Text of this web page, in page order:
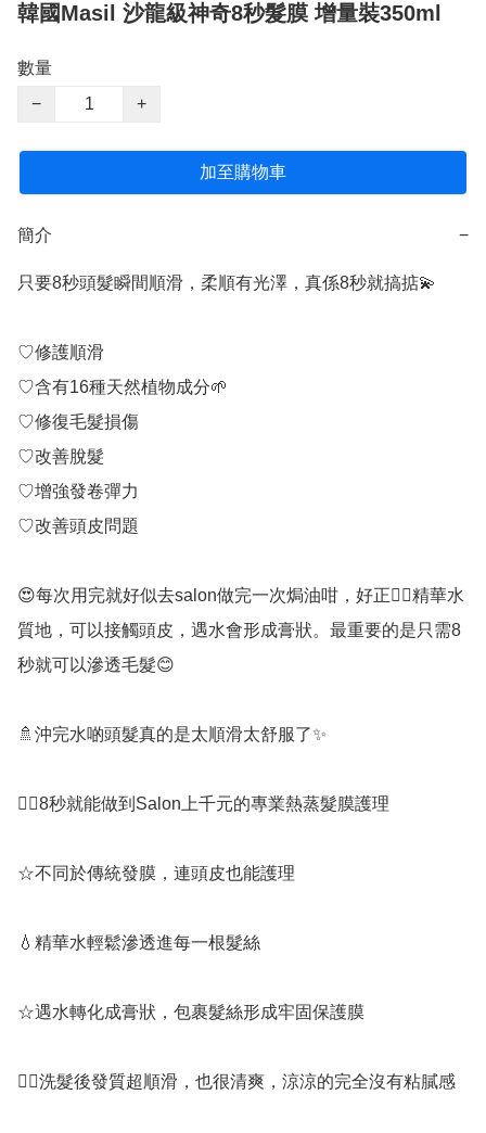
韓國Masil 沙龍級神奇8秒髮膜 增量裝350ml
數量
−
+
加至購物車
簡介 −
只要8秒頭髮瞬間順滑，柔順有光澤，真係8秒就搞掂💫
♡修護順滑
♡含有16種天然植物成分🌱
♡修復毛髮損傷
♡改善脫髮
♡增強發卷彈力
♡改善頭皮問題
😍每次用完就好似去salon做完一次焗油咁，好正👍🏻精華水
質地，可以接觸頭皮，遇水會形成膏狀。最重要的是只需8
秒就可以滲透毛髮😊
🚿沖完水啲頭髮真的是太順滑太舒服了✨
👉🏻8秒就能做到Salon上千元的專業熱蒸髮膜護理
☆不同於傳統發膜，連頭皮也能護理
💧精華水輕鬆滲透進每一根髮絲
☆遇水轉化成膏狀，包裹髮絲形成牢固保護膜
👍🏻洗髮後發質超順滑，也很清爽，涼涼的完全沒有粘膩感